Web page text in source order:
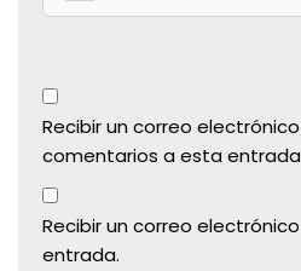
Recibir un correo
comentarios a esta
Recibir un correo
entrada.